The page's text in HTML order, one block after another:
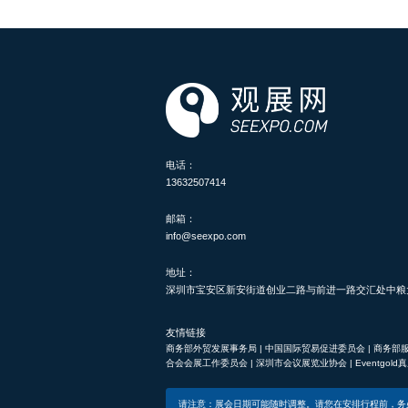
电话：
13632507414
邮箱：
info@seexpo.com
地址：
深圳市宝安区新安街道创业二路与前进一路交汇处中
友情链接
商务部外贸发展事务局 | 中国国际贸易促进委员会 | 商务部
合会会展工作委员会 | 深圳市会议展览业协会 | Eventgold
请注意：展会日期可能随时调整。请您在安排行程前，